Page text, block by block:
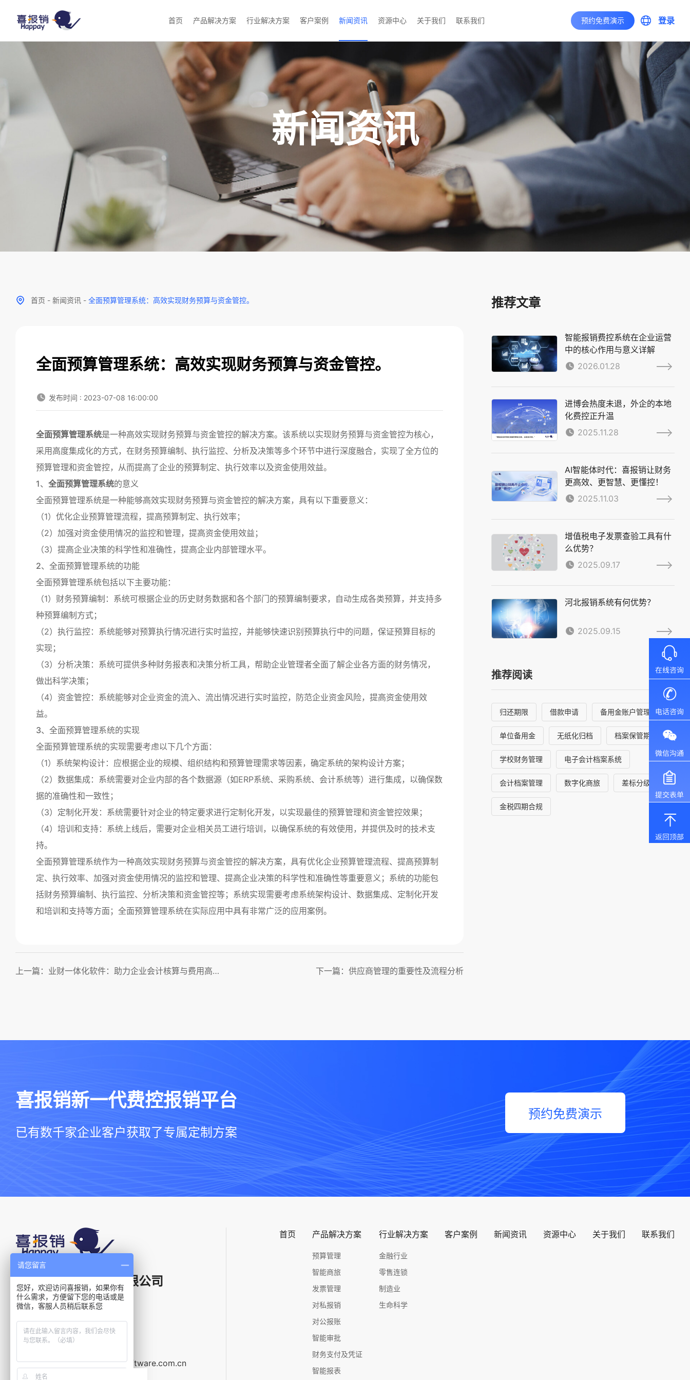
首页 产品解决方案 行业解决方案 客户案例 新闻资讯 资源中心 关于我们 联系我们 预约免费演示 登录
新闻资讯
首页 - 新闻资讯 - 全面预算管理系统：高效实现财务预算与资金管控。
全面预算管理系统：高效实现财务预算与资金管控。
发布时间 : 2023-07-08 16:00:00
全面预算管理系统是一种高效实现财务预算与资金管控的解决方案。该系统以实现财务预算与资金管控为核心，
采用高度集成化的方式，在财务预算编制、执行监控、分析及决策等多个环节中进行深度融合，实现了全方位的
预算管理和资金管控，从而提高了企业的预算制定、执行效率以及资金使用效益。
1、 全面预算管理系统的意义
全面预算管理系统是一种能够高效实现财务预算与资金管控的解决方案，具有以下重要意义：
（1）优化企业预算管理流程，提高预算制定、执行效率；
（2）加强对资金使用情况的监控和管理，提高资金使用效益；
（3）提高企业决策的科学性和准确性，提高企业内部管理水平。
2、全面预算管理系统的功能
全面预算管理系统包括以下主要功能：
（1）财务预算编制：系统可根据企业的历史财务数据和各个部门的预算编制要求，自动生成各类预算，并支持多
种预算编制方式；
（2）执行监控：系统能够对预算执行情况进行实时监控，并能够快速识别预算执行中的问题，保证预算目标的
实现；
（3）分析决策：系统可提供多种财务报表和决策分析工具，帮助企业管理者全面了解企业各方面的财务情况，
做出科学决策；
（4）资金管控：系统能够对企业资金的流入、流出情况进行实时监控，防范企业资金风险，提高资金使用效
益。
3、全面预算管理系统的实现
全面预算管理系统的实现需要考虑以下几个方面：
（1）系统架构设计：应根据企业的规模、组织结构和预算管理需求等因素，确定系统的架构设计方案；
（2）数据集成：系统需要对企业内部的各个数据源（如ERP系统、采购系统、会计系统等）进行集成，以确保数
据的准确性和一致性；
（3）定制化开发：系统需要针对企业的特定要求进行定制化开发，以实现最佳的预算管理和资金管控效果；
（4）培训和支持：系统上线后，需要对企业相关员工进行培训，以确保系统的有效使用，并提供及时的技术支
持。
全面预算管理系统作为一种高效实现财务预算与资金管控的解决方案，具有优化企业预算管理流程、提高预算制
定、执行效率、加强对资金使用情况的监控和管理、提高企业决策的科学性和准确性等重要意义；系统的功能包
括财务预算编制、执行监控、分析决策和资金管控等；系统实现需要考虑系统架构设计、数据集成、定制化开发
和培训和支持等方面；全面预算管理系统在实际应用中具有非常广泛的应用案例。
上一篇：业财一体化软件：助力企业会计核算与费用高效管理！ 下一篇：供应商管理的重要性及流程分析
推荐文章
智能报销费控系统在企业运营
中的核心作用与意义详解
2026.01.28
进博会热度未退，外企的本地
化费控正升温
2025.11.28
AI智能体时代：喜报销让财务
更高效、更智慧、更懂控！
2025.11.03
增值税电子发票查验工具有什
么优势？
2025.09.17
河北报销系统有何优势？
2025.09.15
推荐阅读
归还期限 借款申请 备用金账户管理
单位备用金 无纸化归档 档案保管期限
学校财务管理 电子会计档案系统
会计档案管理 数字化商旅 差标分级
金税四期合规
喜报销新一代费控报销平台
已有数千家企业客户获取了专属定制方案
预约免费演示
上海星汉信息技术有限公司
电话：400-021-5799
邮箱：service@galaxysoftware.com.cn
首页 产品解决方案
预算管理
智能商旅
发票管理
对私报销
对公报账
智能审批
财务支付及凭证
智能报表
行业解决方案
金融行业
零售连锁
制造业
生命科学
客户案例 新闻资讯 资源中心 关于我们 联系我们
请您留言
您好，欢迎访问喜报销，如果你有
什么需求，方便留下您的电话或是
微信，客服人员稍后联系您